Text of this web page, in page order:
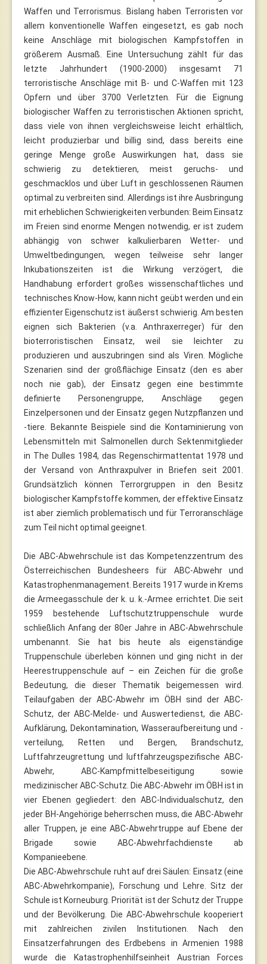
Waffen und Terrorismus. Bislang haben Terroristen vor
allem konventionelle Waffen eingesetzt, es gab noch
keine Anschläge mit biologischen Kampfstoffen in
größerem Ausmaß. Eine Untersuchung zählt für das
letzte Jahrhundert (1900-2000) insgesamt 71
terroristische Anschläge mit B- und C-Waffen mit 123
Opfern und über 3700 Verletzten. Für die Eignung
biologischer Waffen zu terroristischen Aktionen spricht,
dass viele von ihnen vergleichsweise leicht erhältlich,
leicht produzierbar und billig sind, dass bereits eine
geringe Menge große Auswirkungen hat, dass sie
schwierig zu detektieren, meist geruchs- und
geschmacklos und über Luft in geschlossenen Räumen
optimal zu verbreiten sind. Allerdings ist ihre Ausbringung
mit erheblichen Schwierigkeiten verbunden: Beim Einsatz
im Freien sind enorme Mengen notwendig, er ist zudem
abhängig von schwer kalkulierbaren Wetter- und
Umweltbedingungen, wegen teilweise sehr langer
Inkubationszeiten ist die Wirkung verzögert, die
Handhabung erfordert großes wissenschaftliches und
technisches Know-How, kann nicht geübt werden und ein
effizienter Eigenschutz ist äußerst schwierig. Am besten
eignen sich Bakterien (v.a. Anthraxerreger) für den
bioterroristischen Einsatz, weil sie leichter zu
produzieren und auszubringen sind als Viren. Mögliche
Szenarien sind der großflächige Einsatz (den es aber
noch nie gab), der Einsatz gegen eine bestimmte
definierte Personengruppe, Anschläge gegen
Einzelpersonen und der Einsatz gegen Nutzpflanzen und
-tiere. Bekannte Beispiele sind die Kontaminierung von
Lebensmitteln mit Salmonellen durch Sektenmitglieder
in The Dulles 1984, das Regenschirmattentat 1978 und
der Versand von Anthraxpulver in Briefen seit 2001.
Grundsätzlich können Terrorgruppen in den Besitz
biologischer Kampfstoffe kommen, der effektive Einsatz
ist aber ziemlich problematisch und für Terroranschläge
zum Teil nicht optimal geeignet.
Die ABC-Abwehrschule ist das Kompetenzzentrum des
Österreichischen Bundesheers für ABC-Abwehr und
Katastrophenmanagement. Bereits 1917 wurde in Krems
die Armeegasschule der k. u. k.-Armee errichtet. Die seit
1959 bestehende Luftschutztruppenschule wurde
schließlich Anfang der 80er Jahre in ABC-Abwehrschule
umbenannt. Sie hat bis heute als eigenständige
Truppenschule überleben können und ging nicht in der
Heerestruppenschule auf – ein Zeichen für die große
Bedeutung, die dieser Thematik beigemessen wird.
Teilaufgaben der ABC-Abwehr im ÖBH sind der ABC-
Schutz, der ABC-Melde- und Auswertedienst, die ABC-
Aufklärung, Dekontamination, Wasseraufbereitung und -
verteilung, Retten und Bergen, Brandschutz,
Luftfahrzeugrettung und luftfahrzeugspezifische ABC-
Abwehr, ABC-Kampfmittelbeseitigung sowie
medizinischer ABC-Schutz. Die ABC-Abwehr im ÖBH ist in
vier Ebenen gegliedert: den ABC-Individualschutz, den
jeder BH-Angehörige beherrschen muss, die ABC-Abwehr
aller Truppen, je eine ABC-Abwehrtruppe auf Ebene der
Brigade sowie ABC-Abwehrfachdienste ab
Kompanieebene.
Die ABC-Abwehrschule ruht auf drei Säulen: Einsatz (eine
ABC-Abwehrkompanie), Forschung und Lehre. Sitz der
Schule ist Korneuburg. Priorität ist der Schutz der Truppe
und der Bevölkerung. Die ABC-Abwehrschule kooperiert
mit zahlreichen zivilen Institutionen. Nach den
Einsatzerfahrungen des Erdbebens in Armenien 1988
wurde die Katastrophenhilfseinheit Austrian Forces